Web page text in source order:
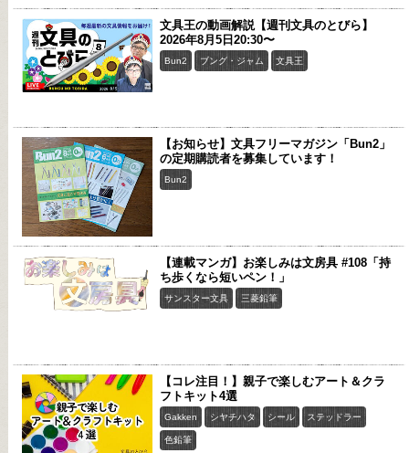
文具王の動画解説【週刊文具のとびら】
2026年8月5日20:30〜
Bun2 ブング・ジャム 文具王
【お知らせ】文具フリーマガジン「Bun2」
の定期購読者を募集しています！
Bun2
【連載マンガ】お楽しみは文房具 #108「持
ち歩くなら短いペン！」
サンスター文具 三菱鉛筆
【コレ注目！】親子で楽しむアート＆クラ
フトキット4選
Gakken シヤチハタ シール ステッドラー
色鉛筆